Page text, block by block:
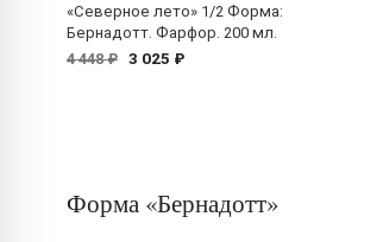
«Северное лето» 1/2 Форма:
Бернадотт. Фарфор. 200 мл.
4 448 ₽ 3 025 ₽
Форма «Бернадотт»